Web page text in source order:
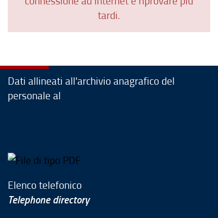
tardi.
Dati allineati all'archivio anagrafico del
personale al
Elenco telefonico
Telephone directory